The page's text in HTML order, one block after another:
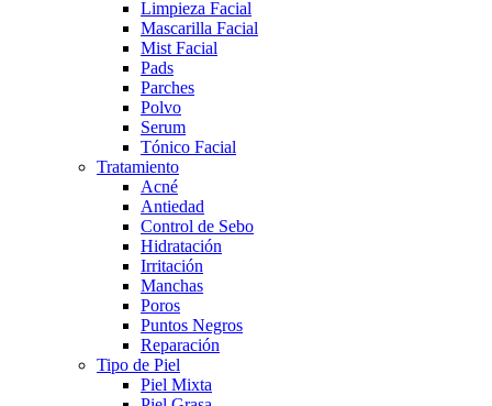
Limpieza Facial
Mascarilla Facial
Mist Facial
Pads
Parches
Polvo
Serum
Tónico Facial
Tratamiento
Acné
Antiedad
Control de Sebo
Hidratación
Irritación
Manchas
Poros
Puntos Negros
Reparación
Tipo de Piel
Piel Mixta